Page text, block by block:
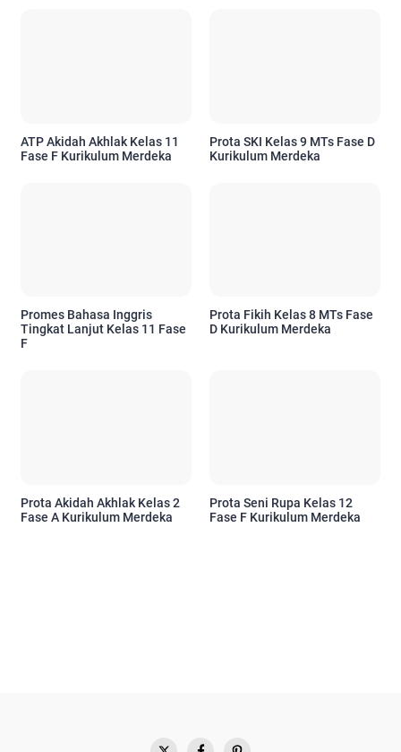
ATP Akidah Akhlak Kelas 11
Fase F Kurikulum Merdeka
Prota SKI Kelas 9 MTs Fase D
Kurikulum Merdeka
Promes Bahasa Inggris
Tingkat Lanjut Kelas 11 Fase
F
Prota Fikih Kelas 8 MTs Fase
D Kurikulum Merdeka
Prota Akidah Akhlak Kelas 2
Fase A Kurikulum Merdeka
Prota Seni Rupa Kelas 12
Fase F Kurikulum Merdeka